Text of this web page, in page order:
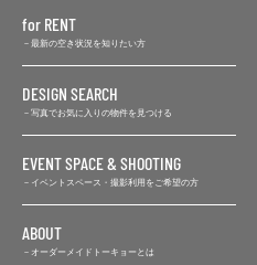
for RENT
最新の空き状況を知りたい方
DESIGN SEARCH
写真でお気に入りの物件を見つける
EVENT SPACE & SHOOTING
イベントスペース・撮影利用をご希望の方
ABOUT
オーダーメイドトーキョーとは